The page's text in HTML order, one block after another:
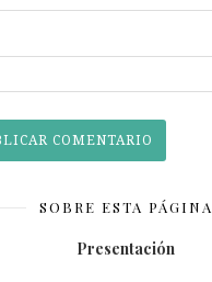
SOBRE ESTA PÁGINA
Presentación